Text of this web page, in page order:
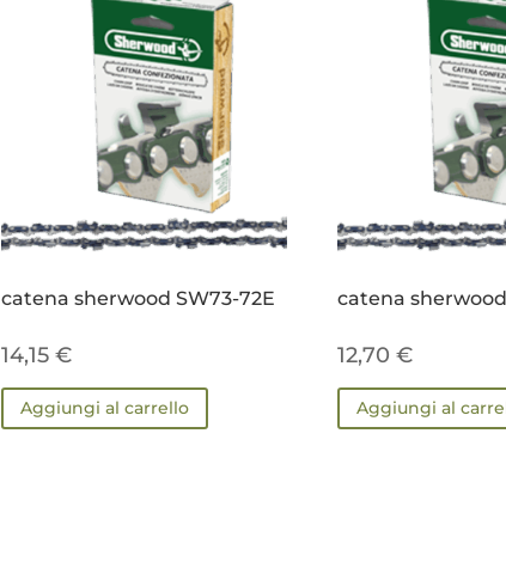
catena sherwood SW73-72E
14,15€
Aggiungi al carrello
catena
12,70 €
Aggiungi al